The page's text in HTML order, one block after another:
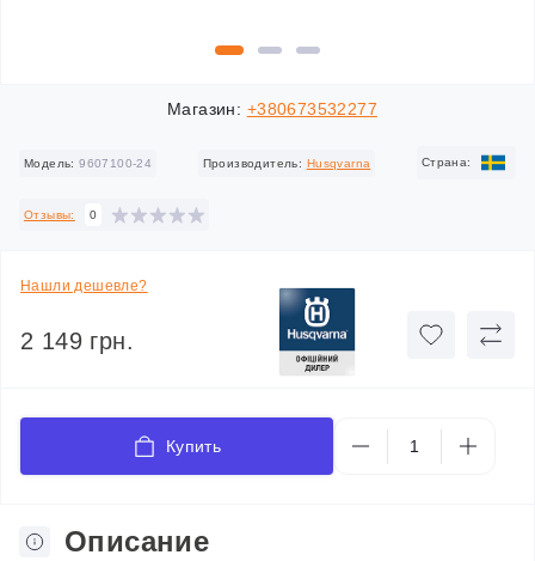
Магазин: +380673532277
Модель: 9607100-24 Производитель: Husqvarna Cтрана:
Отзывы: 0
Нашли дешевле?
2 149 грн.
Купить
Описание